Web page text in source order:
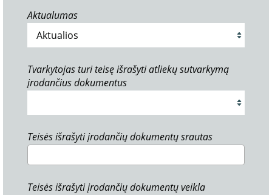
Aktualumas
Tvarkytojas turi teisę išrašyti atliekų sutvarkymą
įrodančius dokumentus
Teisės išrašyti įrodančių dokumentų srautas
Teisės išrašyti įrodančių dokumentų veikla